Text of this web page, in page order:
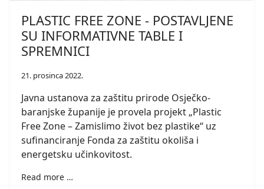
PLASTIC FREE ZONE - POSTAVLJENE
SU INFORMATIVNE TABLE I
SPREMNICI
21. prosinca 2022.
Javna ustanova za zaštitu prirode Osječko-
baranjske županije je provela projekt „Plastic
Free Zone – Zamislimo život bez plastike“ uz
sufinanciranje Fonda za zaštitu okoliša i
energetsku učinkovitost.
Read more …